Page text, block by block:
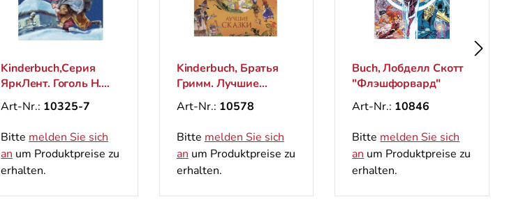
Kinderbuch,Серия
ЯркЛент. Гоголь Н.
"Вечера на хуторе
близ Диканьки"
Art-Nr.: 10325-7
Bitte melden Sie sich
an um Produktpreise zu
erhalten.
Kinderbuch, Братья
Гримм. Лучшие
сказки (Великие
сказочники мира)
Art-Nr.: 10578
Bitte melden Sie sich
an um Produktpreise zu
erhalten.
Buch, Лобделл Скотт
"Флэшфорвард"
Art-Nr.: 10846
Bitte melden Sie sich
an um Produktpreise zu
erhalten.